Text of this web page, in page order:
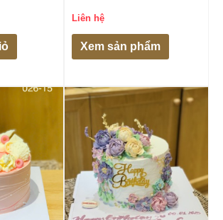
Liên hệ
Xem sản phẩm